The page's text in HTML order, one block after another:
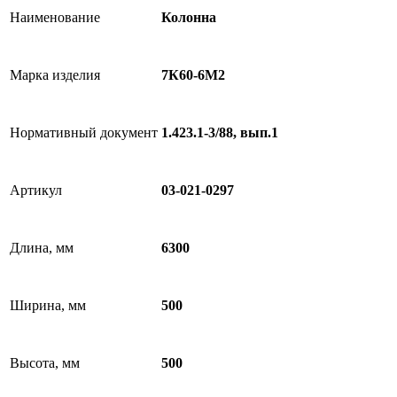
Наименование Колонна
Марка изделия 7К60-6М2
Нормативный документ 1.423.1-3/88, вып.1
Артикул 03-021-0297
Длина, мм 6300
Ширина, мм 500
Высота, мм 500